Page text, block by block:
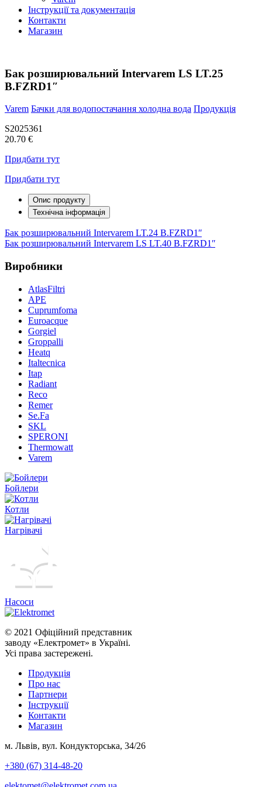
Інструкції та документація
Контакти
Магазин
Бак розширювальний Intervarem LS LT.25
B.FZRD1ʺ
Varem Бачки для водопостачання холодна вода Продукція
S2025361
20.70 €
Придбати тут
Придбати тут
Опис продукту
Технічна інформація
Навігація
записів
Бак розширювальний Intervarem LT.24 B.FZRD1ʺ
Бак розширювальний Intervarem LS LT.40 B.FZRD1ʺ
Виробники
AtlasFiltri
APE
Cuprumfoma
Euroacque
Gorgiel
Groppalli
Heatq
Italtecnica
Itap
Radiant
Reco
Remer
Se.Fa
SKL
SPERONI
Thermowatt
Varem
Бойлери
Котли
Нагрівачі
Насоси
© 2021 Офіційний представник
заводу «Електромет» в Україні.
Усі права застережені.
Продукція
Про нас
Партнери
Iнструкції
Контакти
Магазин
м. Львів, вул. Кондукторська, 34/26
+380 (67) 314-48-20